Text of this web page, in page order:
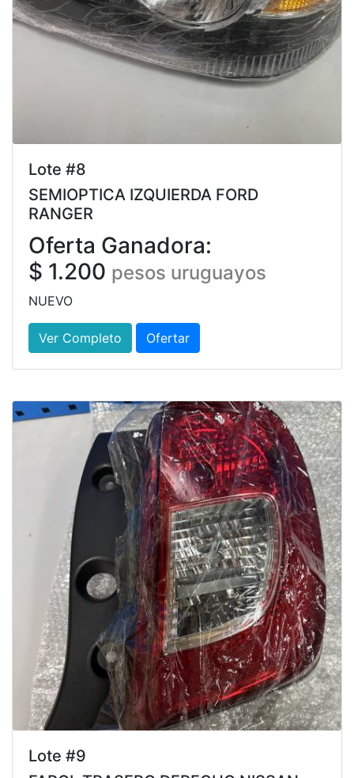
Lote #8
SEMIOPTICA IZQUIERDA FORD
RANGER
Oferta Ganadora:
$ 1.200 pesos uruguayos
NUEVO
Ver Completo Ofertar
Lote #9